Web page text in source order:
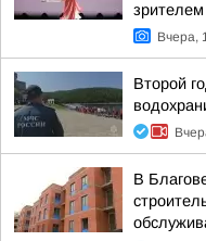
зрителем
Вчера,
Второй
В